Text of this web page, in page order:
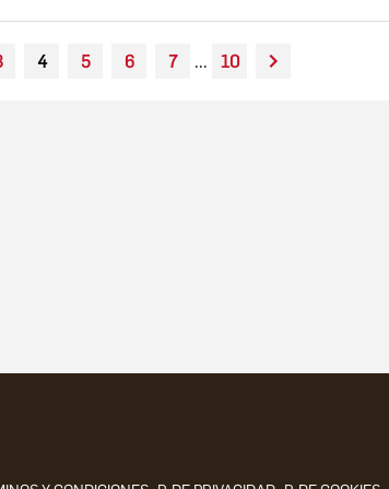
4 5 6 7 ... 10